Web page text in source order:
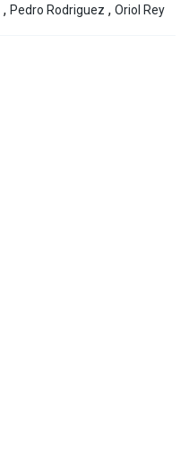
, Pedro Rodriguez , Oriol Rey